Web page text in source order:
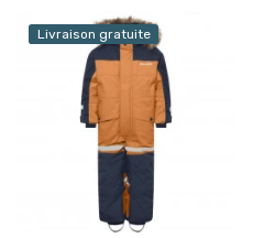
Livraison gratuite